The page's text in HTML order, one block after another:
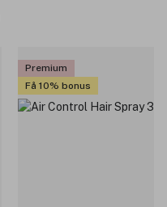
Premium
Få 10% bonus